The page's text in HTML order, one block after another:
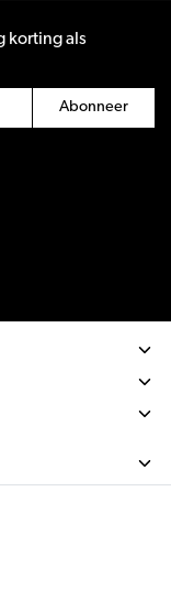
korting als
Abonneer